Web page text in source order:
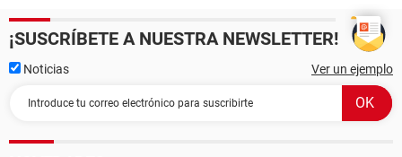
¡SUSCRÍBETE A NUESTRA NEWSLETTER!
Noticias Ver un ejemplo